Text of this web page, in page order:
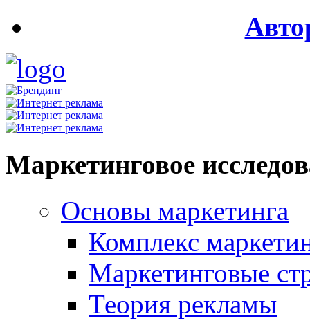
Маркетинговое
Основы маркетинга
Комплекс
Маркетинговые
Теория рекламы